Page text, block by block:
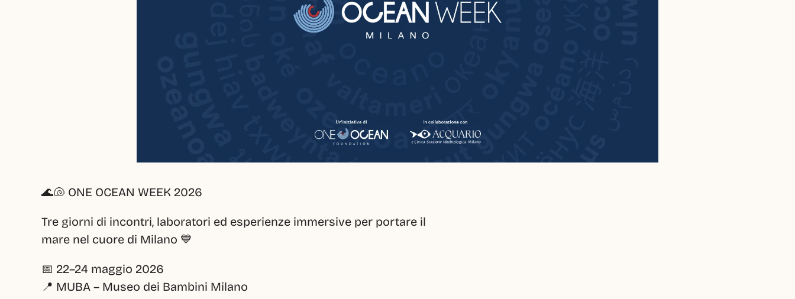
🌊🐚 ONE OCEAN WEEK 2026
Tre giorni di incontri, laboratori ed esperienze immersive per portare il
mare nel cuore di Milano 💙
📅 22–24 maggio 2026
📍 MUBA – Museo dei Bambini Milano